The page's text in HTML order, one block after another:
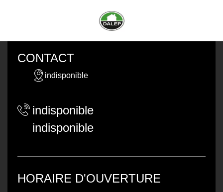
CONTACT
indisponible
indisponible
indisponible
HORAIRE D'OUVERTURE